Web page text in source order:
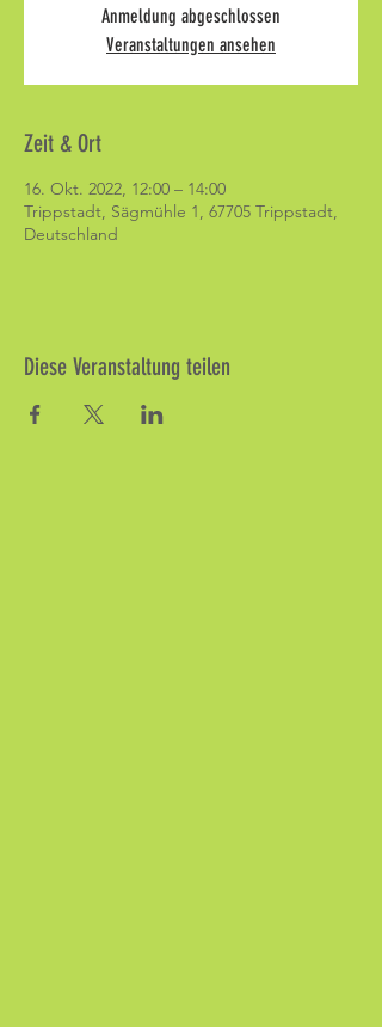
Anmeldung abgeschlossen
Veranstaltungen ansehen
Zeit & Ort
16. Okt. 2022, 12:00 – 14:00
Trippstadt, Sägmühle 1, 67705 Trippstadt,
Deutschland
Diese Veranstaltung teilen